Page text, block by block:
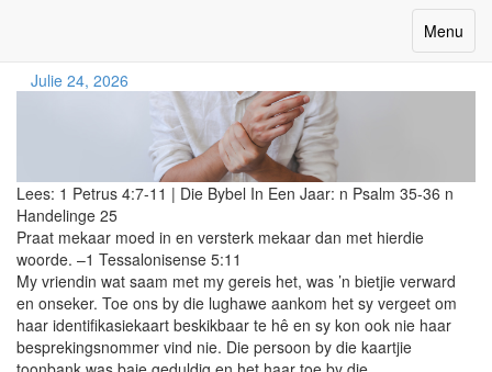
Toggle
Menu
Julie 24, 2026
Lees: 1 Petrus 4:7-11 | Die Bybel In Een Jaar: n Psalm 35-36 n
Handelinge 25
Praat mekaar moed in en versterk mekaar dan met hierdie
woorde. –1 Tessalonisense 5:11
My vriendin wat saam met my gereis het, was ’n bietjie verward
en onseker. Toe ons by die lughawe aankom het sy vergeet om
haar identifikasiekaart beskikbaar te hê en sy kon ook nie haar
besprekingsnommer vind nie. Die persoon by die kaartjie